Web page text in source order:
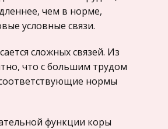
право
и право
надзор
в современных
больше внимания
и другим
факторам, которые
поставщика. Поэтому в
чем в норме,
условные связи.
сложных связей. Из
что с большим трудом
нормы
функции коры